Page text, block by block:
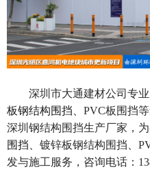
深圳市大通建材公司专
板钢结构围挡、 PVC板围挡
深圳钢结构围挡生产厂家，
围挡、 镀锌板钢结构围挡、
发与施工服务，咨询电话：